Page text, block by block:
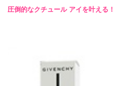
圧倒的なクチュール アイを叶える！